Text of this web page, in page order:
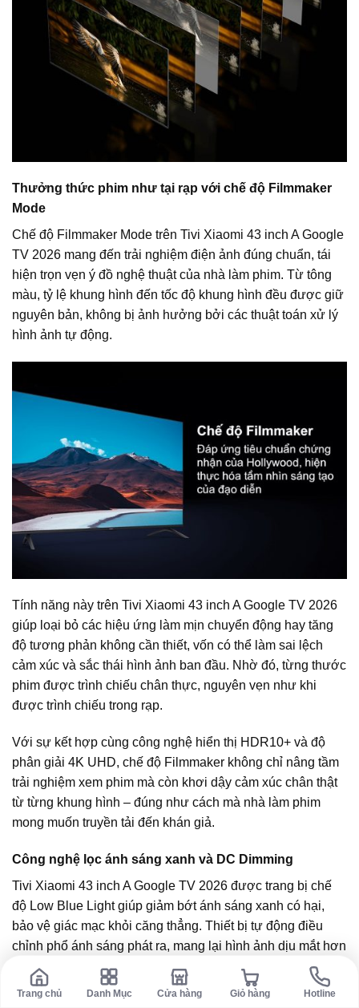
Thưởng thức phim như tại rạp với chế độ Filmmaker
Mode
Chế độ Filmmaker Mode trên Tivi Xiaomi 43 inch A Google
TV 2026 mang đến trải nghiệm điện ảnh đúng chuẩn, tái
hiện trọn vẹn ý đồ nghệ thuật của nhà làm phim. Từ tông
màu, tỷ lệ khung hình đến tốc độ khung hình đều được giữ
nguyên bản, không bị ảnh hưởng bởi các thuật toán xử lý
hình ảnh tự động.
Tính năng này trên Tivi Xiaomi 43 inch A Google TV 2026
giúp loại bỏ các hiệu ứng làm mịn chuyển động hay tăng
độ tương phản không cần thiết, vốn có thể làm sai lệch
cảm xúc và sắc thái hình ảnh ban đầu. Nhờ đó, từng thước
phim được trình chiếu chân thực, nguyên vẹn như khi
được trình chiếu trong rạp.
Với sự kết hợp cùng công nghệ hiển thị HDR10+ và độ
phân giải 4K UHD, chế độ Filmmaker không chỉ nâng tầm
trải nghiệm xem phim mà còn khơi dậy cảm xúc chân thật
từ từng khung hình – đúng như cách mà nhà làm phim
mong muốn truyền tải đến khán giả.
Công nghệ lọc ánh sáng xanh và DC Dimming
Tivi Xiaomi 43 inch A Google TV 2026 được trang bị chế
độ Low Blue Light giúp giảm bớt ánh sáng xanh có hại,
bảo vệ giác mạc khỏi căng thẳng. Thiết bị tự động điều
chỉnh phổ ánh sáng phát ra, mang lại hình ảnh dịu mắt hơn
khi xem lâu.
Trang chủ Danh Mục Cửa hàng Giỏ hàng Hotline